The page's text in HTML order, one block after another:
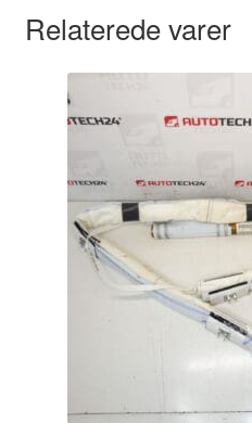
Relaterede varer